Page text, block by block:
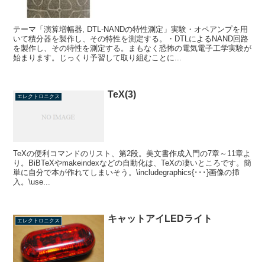
テーマ「演算増幅器, DTL-NANDの特性測定」実験・オペアンプを用
いて積分器を製作し、その特性を測定する。・DTLによるNAND回路
を製作し、その特性を測定する。まもなく恐怖の電気電子工学実験が
始まります。じっくり予習して取り組むことに...
エレクトロニクス TeX(3)
TeXの便利コマンドのリスト、第2段。美文書作成入門の7章～11章よ
り。BiBTeXやmakeindexなどの自動化は、TeXの凄いところです。簡
単に自分で本が作れてしまいそう。\includegraphics{･･･}画像の挿
入。\use...
エレクトロニクス キャットアイLEDライト